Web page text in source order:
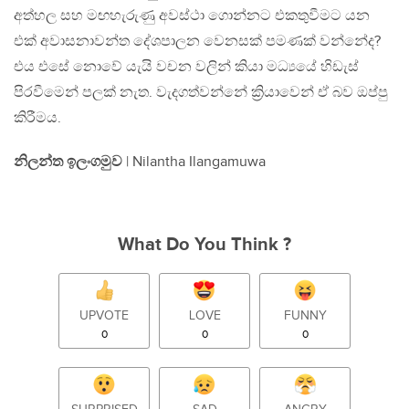
අත්හල සහ මඟහැරුණු අවස්ථා ගොන්නට එකතුවීමට යන
එක් අවාසනාවන්ත දේශපාලන වෙනසක් පමණක් වන්නේද?
එය එසේ නොවේ යැයි වචන වලින් කියා මධ්‍යයේ හිඩැස්
පිරවීමෙන් පලක් නැත. වැදගත්වන්නේ ක්‍රියාවෙන් ඒ බව ඔප්පු
කිරීමය.
නිලන්ත ඉලංගමුව | Nilantha Ilangamuwa
What Do You Think ?
UPVOTE
0
LOVE
0
FUNNY
0